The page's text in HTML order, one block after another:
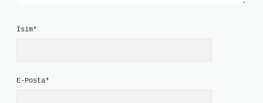
İsim*
E-Posta*